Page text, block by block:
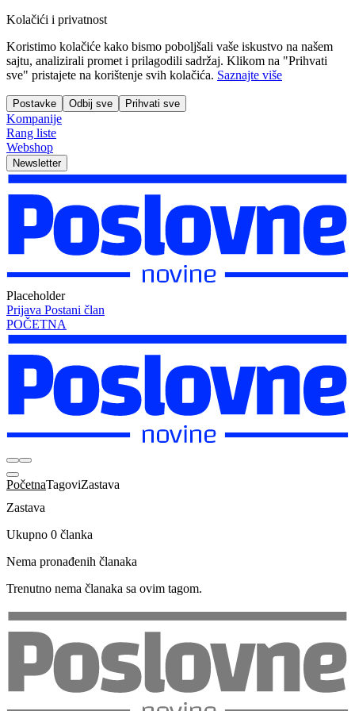
Kolačići i privatnost
Koristimo kolačiće kako bismo poboljšali vaše iskustvo na našem
sajtu, analizirali promet i prilagodili sadržaj. Klikom na "Prihvati
sve" pristajete na korištenje svih kolačića. Saznajte više
Postavke Odbij sve Prihvati sve
Kompanije
Rang liste
Webshop
Newsletter
Placeholder
Prijava Postani član
POČETNA
PočetnaTagoviZastava
Zastava
Ukupno 0 članka
Nema pronađenih članaka
Trenutno nema članaka sa ovim tagom.